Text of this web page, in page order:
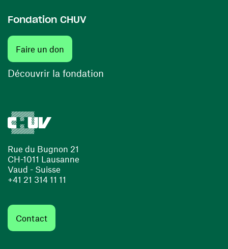
Rue du Bugnon 21
CH-1011 Lausanne
Vaud - Suisse
+41 21 314 11 11
Contact
Fondation CHUV
Faire un don
Découvrir la fondation